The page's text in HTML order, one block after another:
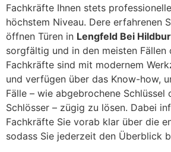
Fachkräfte Ihnen stets
höchstem Niveau. Dere erfahrenen
öffnen Türen in Lengfeld Bei
sorgfältig und in den meisten Fällen
Fachkräfte sind mit modernem
und verfügen über das Know-how,
Fälle – wie abgebrochene Schlüssel
Schlösser – zügig zu lösen. Dabei
Fachkräfte Sie vorab klar über die
sodass Sie jederzeit den Überblick